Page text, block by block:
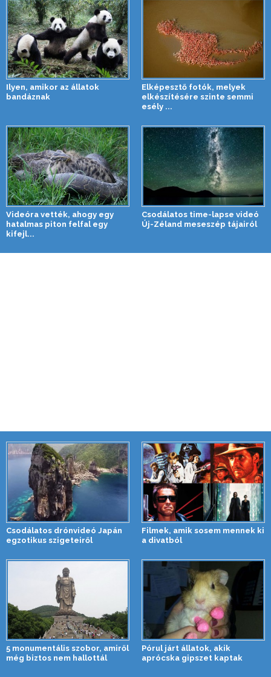
Ilyen, amikor az állatok
bandáznak
Elképesztő fotók, melyek
elkészítésére szinte semmi
esély ...
Videóra vették, ahogy egy
hatalmas piton felfal egy
kifejl...
Csodálatos time-lapse videó
Új-Zéland meseszép tájairól
Csodálatos drónvideó Japán
egzotikus szigeteiről
Filmek, amik sosem mennek ki
a divatból
5 monumentális szobor, amiről
még biztos nem hallottál
Pórul járt állatok, akik
aprócska gipszet kaptak